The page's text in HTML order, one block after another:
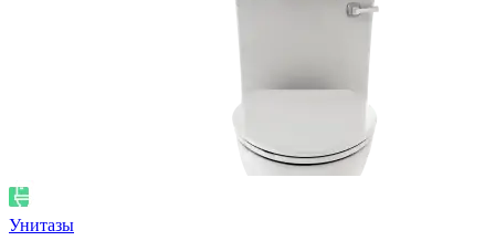
Унитазы